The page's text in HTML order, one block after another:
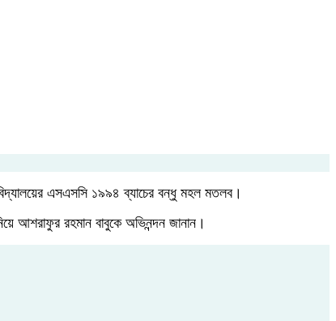
বিদ্যালয়ের এসএসসি ১৯৯৪ ব্যাচের বন্ধু মহল মতলব।
আশরাফুর রহমান বাবুকে অভিনন্দন জানান।